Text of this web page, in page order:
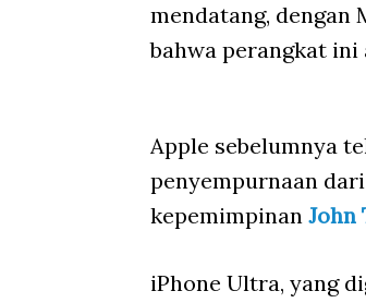
mendatang, dengan
bahwa perangkat
Apple sebelumnya
penyempurnaan
kepemimpinan John
iPhone Ultra, yang